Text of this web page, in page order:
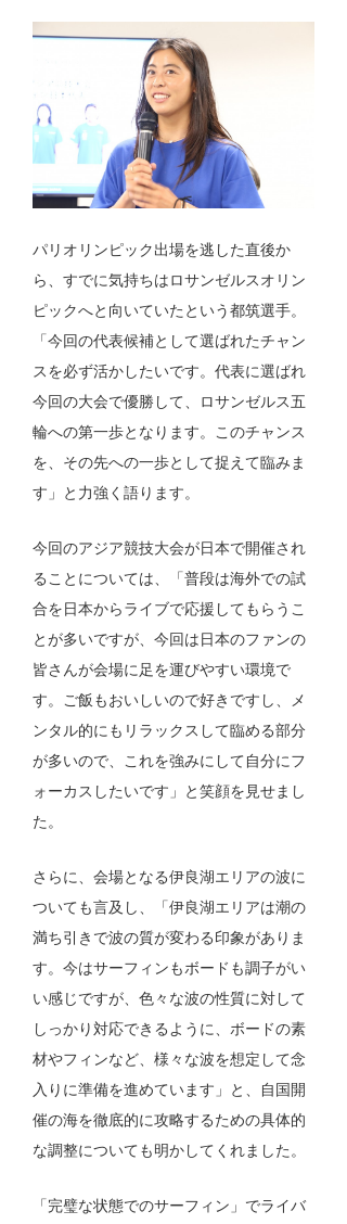
パリオリンピック出場を逃した直後か
ら、すでに気持ちはロサンゼルスオリン
ピックへと向いていたという都筑選手。
「今回の代表候補として選ばれたチャン
スを必ず活かしたいです。代表に選ばれ
今回の大会で優勝して、ロサンゼルス五
輪への第一歩となります。このチャンス
を、その先への一歩として捉えて臨みま
す」と力強く語ります。
今回のアジア競技大会が日本で開催され
ることについては、「普段は海外での試
合を日本からライブで応援してもらうこ
とが多いですが、今回は日本のファンの
皆さんが会場に足を運びやすい環境で
す。ご飯もおいしいので好きですし、メ
ンタル的にもリラックスして臨める部分
が多いので、これを強みにして自分にフ
ォーカスしたいです」と笑顔を見せまし
た。
さらに、会場となる伊良湖エリアの波に
ついても言及し、「伊良湖エリアは潮の
満ち引きで波の質が変わる印象がありま
す。今はサーフィンもボードも調子がい
い感じですが、色々な波の性質に対して
しっかり対応できるように、ボードの素
材やフィンなど、様々な波を想定して念
入りに準備を進めています」と、自国開
催の海を徹底的に攻略するための具体的
な調整についても明かしてくれました。
「完璧な状態でのサーフィン」でライバ
Romisea